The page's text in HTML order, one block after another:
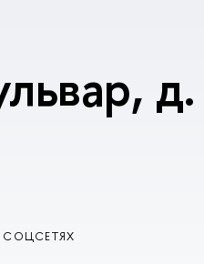
СОЦСЕТЯХ